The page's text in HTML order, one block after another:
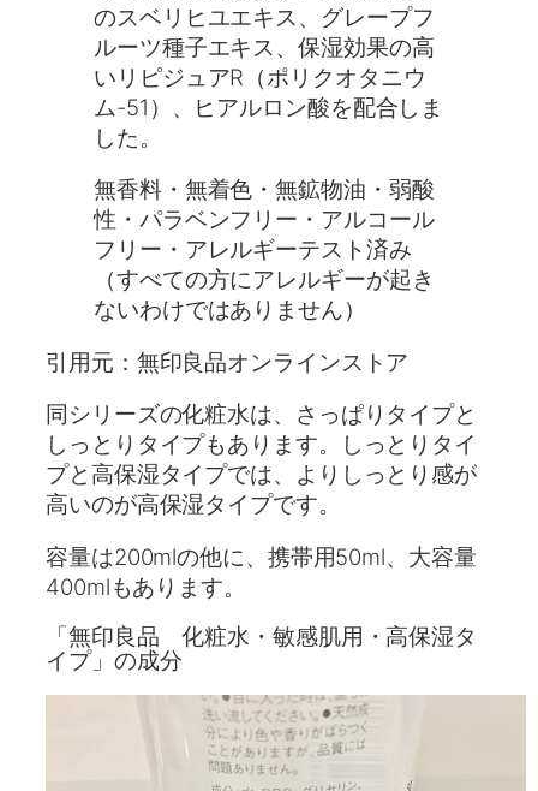
のスベリヒユエキス、グレープフ
ルーツ種子エキス、保湿効果の高
いリピジュアR（ポリクオタニウ
ム-51）、ヒアルロン酸を配合しま
した。
無香料・無着色・無鉱物油・弱酸
性・パラベンフリー・アルコール
フリー・アレルギーテスト済み
（すべての方にアレルギーが起き
ないわけではありません）
引用元：無印良品オンラインストア
同シリーズの化粧水は、さっぱりタイプと
しっとりタイプもあります。しっとりタイ
プと高保湿タイプでは、よりしっとり感が
高いのが高保湿タイプです。
容量は200mlの他に、携帯用50ml、大容量
400mlもあります。
「無印良品 化粧水・敏感肌用・高保湿タ
イプ」の成分